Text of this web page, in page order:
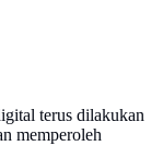
terus dilakukan
memperoleh